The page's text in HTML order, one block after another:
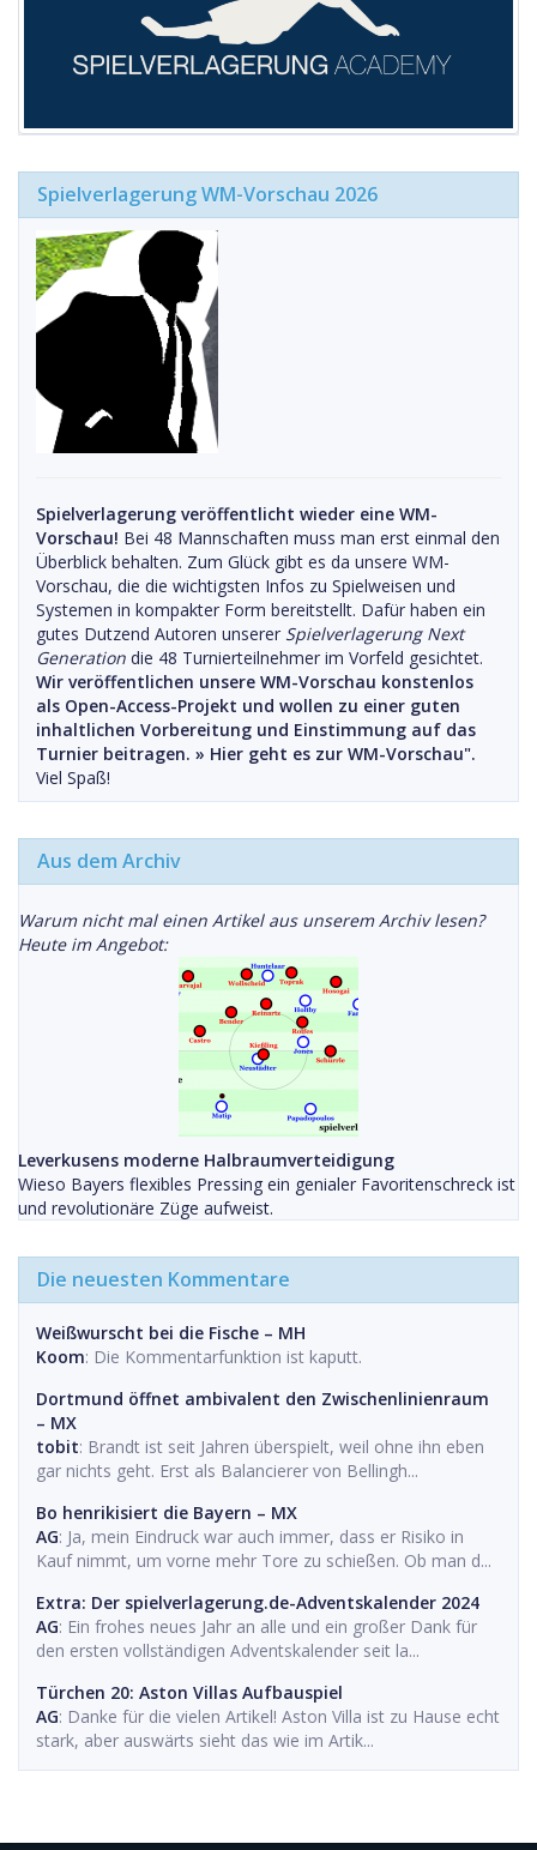
Spielverlagerung WM-Vorschau 2026
Spielverlagerung veröffentlicht wieder eine WM-
Vorschau! Bei 48 Mannschaften muss man erst einmal den
Überblick behalten. Zum Glück gibt es da unsere WM-
Vorschau, die die wichtigsten Infos zu Spielweisen und
Systemen in kompakter Form bereitstellt. Dafür haben ein
gutes Dutzend Autoren unserer Spielverlagerung Next
Generation die 48 Turnierteilnehmer im Vorfeld gesichtet.
Wir veröffentlichen unsere WM-Vorschau konstenlos
als Open-Access-Projekt und wollen zu einer guten
inhaltlichen Vorbereitung und Einstimmung auf das
Turnier beitragen. » Hier geht es zur WM-Vorschau".
Viel Spaß!
Aus dem Archiv
Warum nicht mal einen Artikel aus unserem Archiv lesen?
Heute im Angebot:
Leverkusens moderne Halbraumverteidigung
Wieso Bayers flexibles Pressing ein genialer Favoritenschreck ist
und revolutionäre Züge aufweist.
Die neuesten Kommentare
Weißwurscht bei die Fische – MH
Koom: Die Kommentarfunktion ist kaputt.
Dortmund öffnet ambivalent den Zwischenlinienraum
– MX
tobit: Brandt ist seit Jahren überspielt, weil ohne ihn eben
gar nichts geht. Erst als Balancierer von Bellingh...
Bo henrikisiert die Bayern – MX
AG: Ja, mein Eindruck war auch immer, dass er Risiko in
Kauf nimmt, um vorne mehr Tore zu schießen. Ob man d...
Extra: Der spielverlagerung.de-Adventskalender 2024
AG: Ein frohes neues Jahr an alle und ein großer Dank für
den ersten vollständigen Adventskalender seit la...
Türchen 20: Aston Villas Aufbauspiel
AG: Danke für die vielen Artikel! Aston Villa ist zu Hause echt
stark, aber auswärts sieht das wie im Artik...